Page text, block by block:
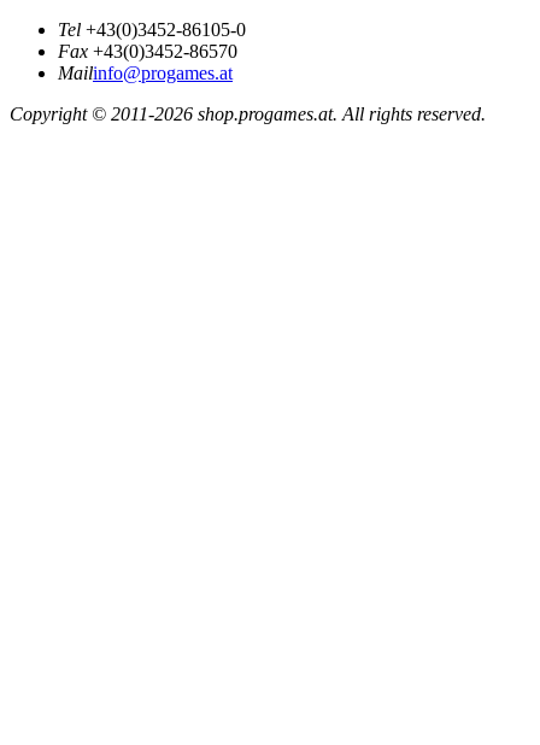
Tel +43(0)3452-86105-0
Fax +43(0)3452-86570
Mailinfo@progames.at
Copyright © 2011-2026 shop.progames.at. All rights reserved.